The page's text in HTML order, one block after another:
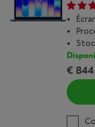
€